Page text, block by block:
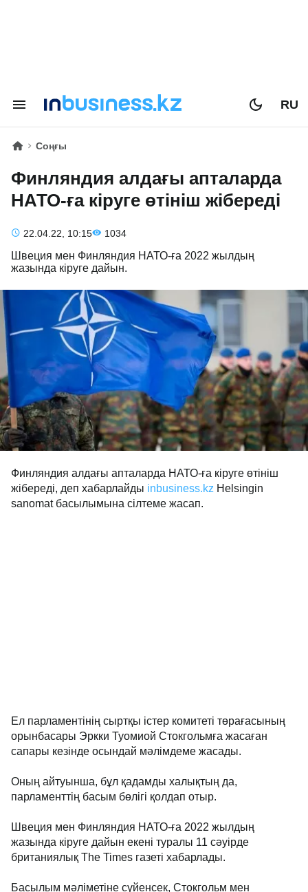
RU
Соңғы
Финляндия алдағы апталарда
НАТО-ға кіруге өтініш жібереді
22.04.22, 10:15 1034
Швеция мен Финляндия НАТО-ға 2022 жылдың
жазында кіруге дайын.
Финляндия алдағы апталарда НАТО-ға кіруге өтініш
жібереді, деп хабарлайды inbusiness.kz Helsingin
sanomat басылымына сілтеме жасап.
Ел парламентінің сыртқы істер комитеті төрағасының
орынбасары Эркки Туомиой Стокгольмға жасаған
сапары кезінде осындай мәлімдеме жасады.
Оның айтуынша, бұл қадамды халықтың да,
парламенттің басым бөлігі қолдап отыр.
Швеция мен Финляндия НАТО-ға 2022 жылдың
жазында кіруге дайын екені туралы 11 сәуірде
британиялық The Times газеті хабарлады.
Басылым мәліметіне сүйенсек, Стокгольм мен